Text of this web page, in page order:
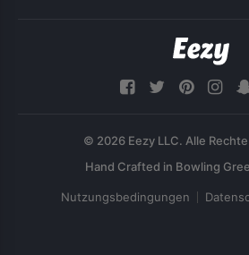
© 2026 Eezy LLC. Alle
Nutzungsbedingungen